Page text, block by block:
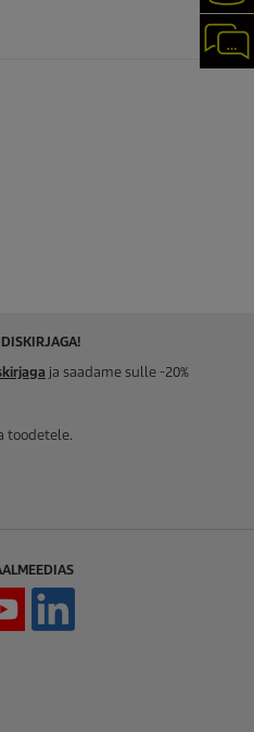
ja saadame sulle -20%
toodetele.